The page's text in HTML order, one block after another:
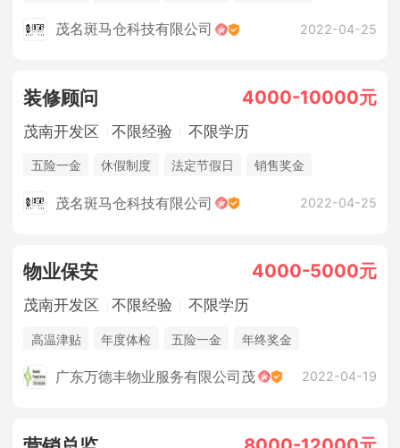
茂名斑马仓科技有限公司 2022-04-25
装修顾问 4000-10000元
茂南开发区 不限经验 不限学历
五险一金 休假制度 法定节假日 销售奖金
茂名斑马仓科技有限公司 2022-04-25
物业保安 4000-5000元
茂南开发区 不限经验 不限学历
高温津贴 年度体检 五险一金 年终奖金
广东万德丰物业服务有限公司茂 2022-04-19